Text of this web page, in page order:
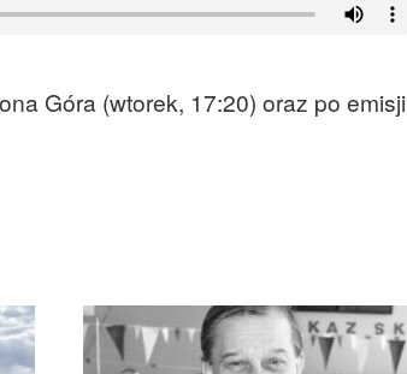
Góra (wtorek, 17:20) oraz po emisji